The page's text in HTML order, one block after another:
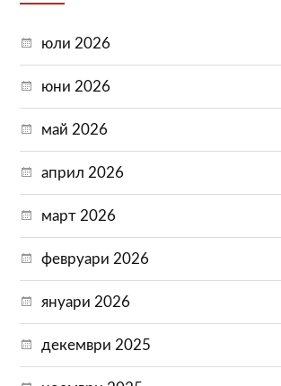
юли 2026
юни 2026
май 2026
април 2026
март 2026
февруари 2026
януари 2026
декември 2025